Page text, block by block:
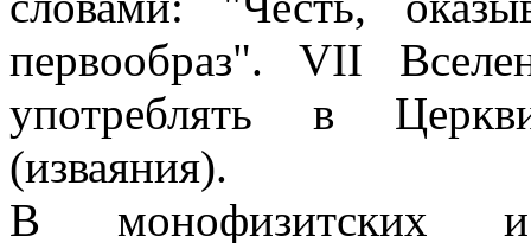
первообраз". VII
употреблять в
(изваяния).
В монофизитских и